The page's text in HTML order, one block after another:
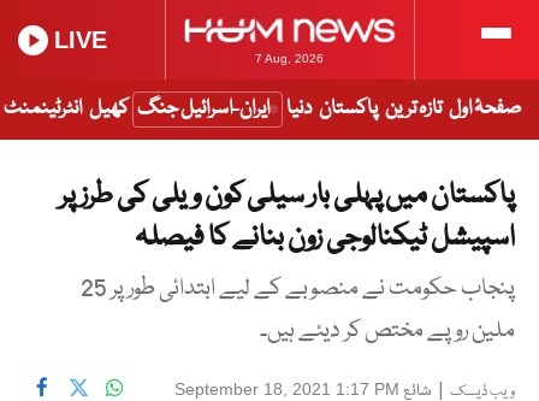
7 Aug, 2026
LIVE
صفحۂ اول تازہ ترین پاکستان دنیا ایران-اسرائیل جنگ کھیل انٹرٹینمنٹ
پاکستان میں پہلی بار سیلی کون ویلی کی طرز پر
اسپیشل ٹیکنالوجی زون بنانے کا فیصلہ
پنجاب حکومت نے منصوبے کے لیے ابتدائی طور پر 25
ملین روپے مختص کر دیئے ہیں۔
ویب ڈیسک | شائع September 18, 2021 1:17 PM